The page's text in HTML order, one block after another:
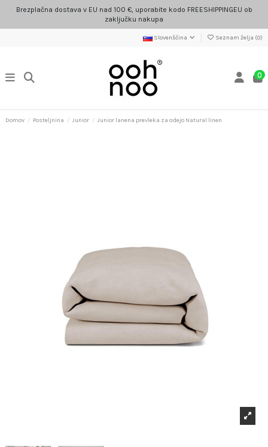
Brezplačna dostava v EU nad 100 €, uporabite kodo FREESHIPPINGEU ob
zaključku nakupa
Slovenščina Seznam želja (0)
0
Domov Posteljnina Junior Junior lanena prevleka za odejo Natural linen